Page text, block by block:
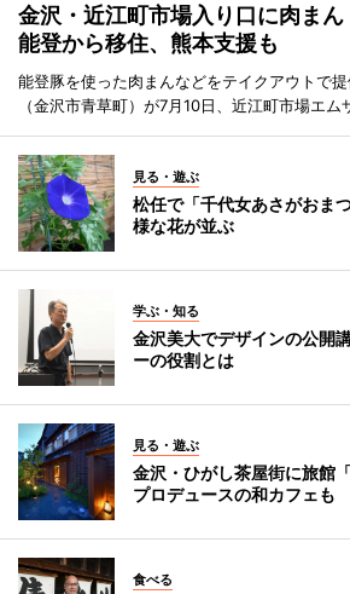
金沢・近江町市場入り口に肉ま
能登から移住、熊本支援も
能登豚を使った肉まんなどをテイクアウトで提
（金沢市青草町）が7月10日、近江町市場エム
見る・遊ぶ
松任で「千代女あさがおま
様な花が並ぶ
学ぶ・知る
金沢美大でデザインの公開
ーの役割とは
見る・遊ぶ
金沢・ひがし茶屋街に旅館
プロデュースの和カフェも
食べる